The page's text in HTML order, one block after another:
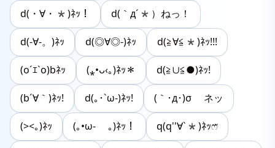
d(・∀・*)ﾈｯ！ d(｀д´*）ねっ！
d(-∀-。)ﾈｯ d(◎∀◎-)ﾈｯ d(≧∀≦*)ﾈｯ!!!
(o´ｴ`o)bﾈｯ (⁎•ᴗ‹｡)ﾈｯ＊ d(≧∪≦●)ﾈｯ!
(b´∀｀)ﾈｯ! d(｡･`ω-)ﾈｯ! (｀･д･)σ ネッ
(><｡)ﾈｯ (｡•ω- ｡)ﾈｯ！ q(q''∀`*)ﾈｯෆ̈